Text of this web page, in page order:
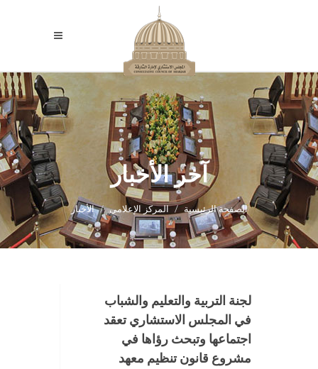
آخر الأخبار
الصفحة الرئيسية المركز الإعلامي الأخبار
لجنة التربية والتعليم والشباب
في المجلس الاستشاري تعقد
اجتماعها وتبحث رؤاها في
مشروع قانون تنظيم معهد